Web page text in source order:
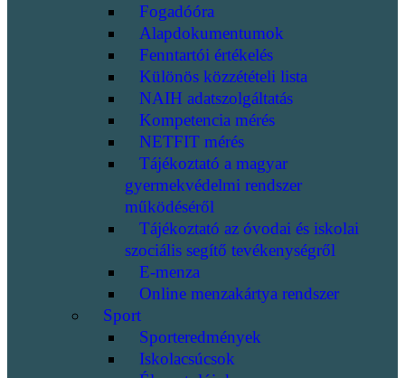
Fogadóóra
Alapdokumentumok
Fenntartói értékelés
Különös közzétételi lista
NAIH adatszolgáltatás
Kompetencia mérés
NETFIT mérés
Tájékoztató a magyar
gyermekvédelmi rendszer
működéséről
Tájékoztató az óvodai és iskolai
szociális segítő tevékenységről
E-menza
Online menzakártya rendszer
Sport
Sporteredmények
Iskolacsúcsok